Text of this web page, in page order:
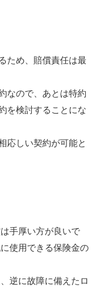
ため、賠償責任は最
なので、あとは特約
を検討することにな
応しい契約が可能と
手厚い方が良いで
使用できる保険金の
逆に故障に備えたロ